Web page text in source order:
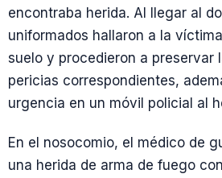
encontraba herida. Al llegar al
uniformados hallaron a la
suelo y procedieron a preservar
pericias correspondientes,
urgencia en un móvil policial al
En el nosocomio, el médico de
una herida de arma de fuego